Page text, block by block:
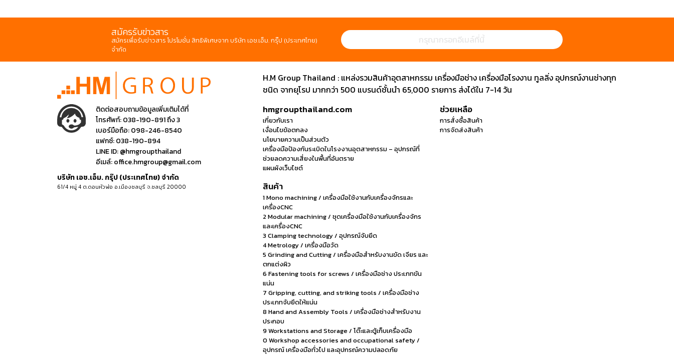
สมัครรับข่าวสาร
สมัครเพื่อรับข่าวสาร โปรโมชั่น สิทธิพิเศษจาก บริษัท เอช.เอ็ม. กรุ๊ป (ประเทศไทย)
จำกัด
ติดต่อสอบถามข้อมูลเพิ่มเติมได้ที่
โทรศัพท์:038-190-891 ถึง 3
เบอร์มือถือ:098-246-8540
แฟกซ์:038-190-894
LINE ID:@hmgroupthailand
อีเมล์:office.hmgroup@gmail.com
บริษัท เอช.เอ็ม. กรุ๊ป (ประเทศไทย) จำกัด
61/4 หมู่ 4 ต.ดอนหัวฬ่อ อ.เมืองชลบุรี จ.ชลบุรี 20000
H.M Group Thailand : แหล่งรวมสินค้าอุตสาหกรรม เครื่องมือช่าง เครื่องมือโรงงาน ทูลลิ่ง อุปกรณ์งานช่างทุก
ชนิด จากยุโรป มากกว่า 500 แบรนด์ชั้นนำ 65,000 รายการ ส่งได้ใน 7-14 วัน
hmgroupthailand.com
เกี่ยวกับเรา
เงื่อนไขข้อตกลง
นโยบายความเป็นส่วนตัว
เครื่องมือป้องกันระเบิดในโรงงานอุตสาหกรรม – อุปกรณ์ที่
ช่วยลดความเสี่ยงในพื้นที่อันตราย
แผนผังเว็บไซต์
ช่วยเหลือ
การสั่งซื้อสินค้า
การจัดส่งสินค้า
สินค้า
1 Mono machining / เครื่องมือใช้งานกับเครื่องจักรและ
เครื่องCNC
2 Modular machining / ชุดเครื่องมือใช้งานกับเครื่องจักร
และเครื่องCNC
3 Clamping technology / อุปกรณ์จับยึด
4 Metrology / เครื่องมือวัด
5 Grinding and Cutting / เครื่องมือสำหรับงานขัด เจียร และ
ตกแต่งผิว
6 Fastening tools for screws / เครื่องมือช่าง ประเภทขัน
แน่น
7 Gripping, cutting, and striking tools / เครื่องมือช่าง
ประเภทจับยึดให้แน่น
8 Hand and Assembly Tools / เครื่องมือช่างสำหรับงาน
ประกอบ
9 Workstations and Storage / โต๊ะและตู้เก็บเครื่องมือ
0 Workshop accessories and occupational safety /
อุปกรณ์ เครื่องมือทั่วไป และอุปกรณ์ความปลอดภัย